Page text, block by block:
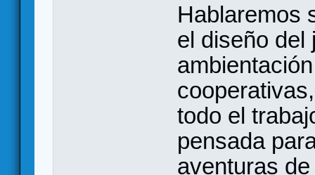
Hablaremos
el diseño del
todo el
pensada
aventuras